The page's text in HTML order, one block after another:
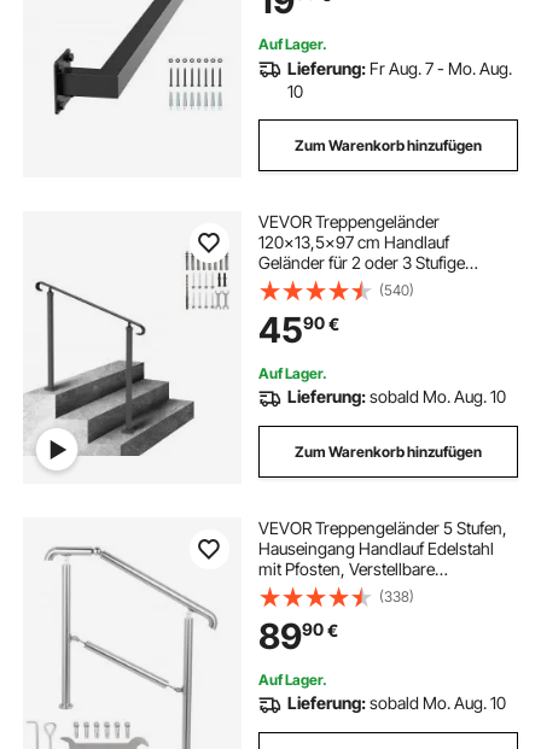
Veranda-Deck
Auf Lager.
Lieferung: Fr Aug. 7 - Mo. Aug.
10
Zum Warenkorb hinzufügen
VEVOR Treppengeländer
120x13,5x97 cm Handlauf
Geländer für 2 oder 3 Stufige
Treppen Eingangsgeländer
formschön Höhe(bis zu 45 cm) &
Winkel(0-52,8°) einstellbar Ideal für
Veranden Eingänge Gärten
(540)
4590€
Auf Lager.
Lieferung:sobald Mo. Aug. 10
Zum Warenkorb hinzufügen
VEVOR Treppengeländer 5 Stufen,
Hauseingang Handlauf Edelstahl
mit Pfosten, Verstellbare
Eingangsgeländer Silber, 4 bis 5
Stufiges Geländer 1,6 m, Winkel
Einstellbare Treppengeländer
Außen und Innen
(338)
8990€
Auf Lager.
Lieferung:sobald Mo. Aug. 10